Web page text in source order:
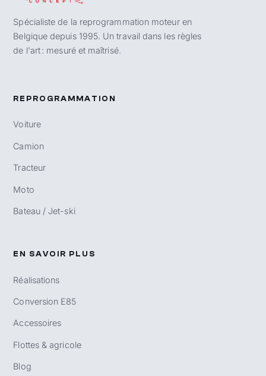
Spécialiste de la reprogrammation moteur en
Belgique depuis 1995. Un travail dans les règles
de l'art : mesuré et maîtrisé.
REPROGRAMMATION
Voiture
Camion
Tracteur
Moto
Bateau / Jet-ski
EN SAVOIR PLUS
Réalisations
Conversion E85
Accessoires
Flottes & agricole
Blog